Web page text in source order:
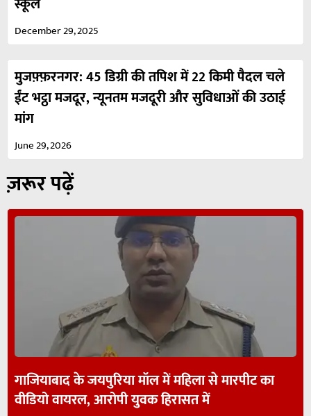
December 29, 2025
मुजफ़्फ़रनगर: 45 डिग्री की तपिश में 22 किमी पैदल चले
ईंट भट्ठा मजदूर, न्यूनतम मजदूरी और सुविधाओं की उठाई
मांग
June 29, 2026
ज़रूर पढ़ें
गाजियाबाद के जयपुरिया मॉल में महिला से मारपीट का
वीडियो वायरल, आरोपी युवक हिरासत में